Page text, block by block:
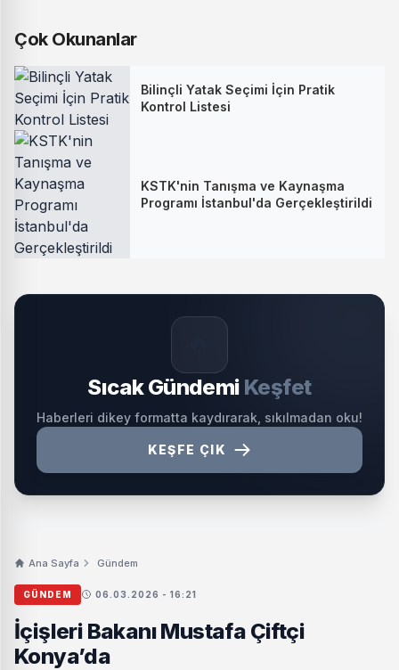
Çok Okunanlar
Bilinçli Yatak Seçimi İçin Pratik
Kontrol Listesi
KSTK'nin Tanışma ve Kaynaşma
Programı İstanbul'da Gerçekleştirildi
Sıcak Gündemi Keşfet
Haberleri dikey formatta kaydırarak, sıkılmadan oku!
KEŞFE ÇIK
Ana Sayfa Gündem
GÜNDEM 06.03.2026 - 16:21
İçişleri Bakanı Mustafa Çiftçi
Konya’da